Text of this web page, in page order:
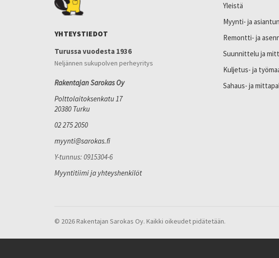
YHTEYSTIEDOT
Turussa vuodesta 1936
Neljännen sukupolven perheyritys
Rakentajan Sarokas Oy
Polttolaitoksenkatu 17
20380 Turku
02 275 2050
myynti@sarokas.fi
Y-tunnus: 0915304-6
Myyntitiimi ja yhteyshenkilöt
Yleistä
Myynti- ja
Remontti- ja
Suunnittelu ja
Kuljetus- ja
Sahaus- ja
© 2026 Rakentajan Sarokas Oy. Kaikki oikeudet pidätetään.